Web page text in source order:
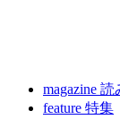
magazine 読
feature 特集